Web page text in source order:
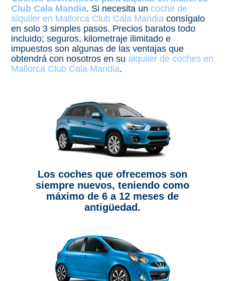
Club Cala Mandia. Si necesita uncoche de
alquiler en Mallorca Club Cala Mandia consígalo
en solo 3 simples pasos. Precios baratos todo
incluido; seguros, kilometraje ilimitado e
impuestos son algunas de las ventajas que
obtendrá con nosotros en su alquiler de coches en
Mallorca Club Cala Mandia.
Los coches que ofrecemos son
siempre nuevos, teniendo como
máximo de 6 a 12 meses de
antigüedad.